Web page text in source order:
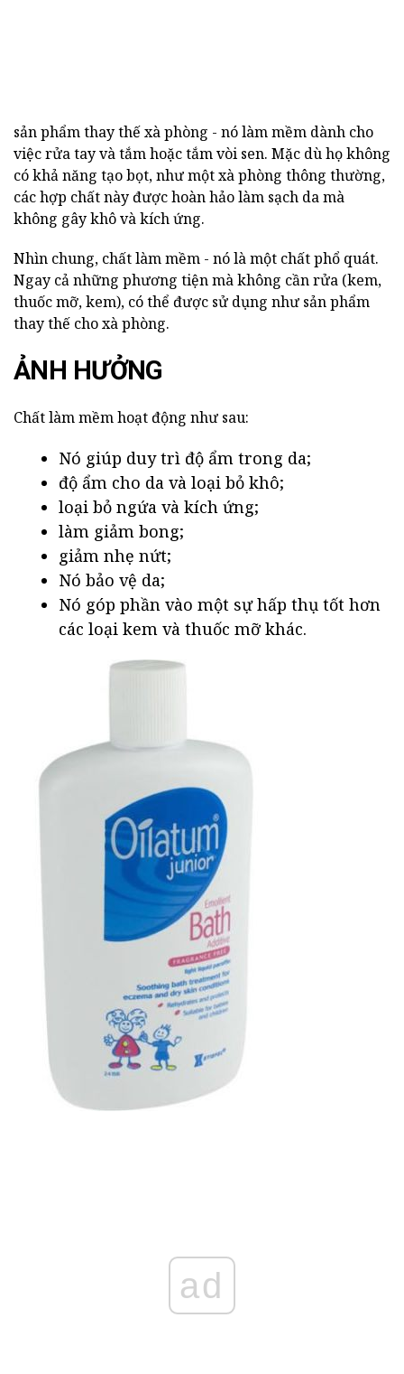
sản phẩm thay thế xà phòng - nó làm mềm dành cho
việc rửa tay và tắm hoặc tắm vòi sen. Mặc dù họ không
có khả năng tạo bọt, như một xà phòng thông thường,
các hợp chất này được hoàn hảo làm sạch da mà
không gây khô và kích ứng.
Nhìn chung, chất làm mềm - nó là một chất phổ quát.
Ngay cả những phương tiện mà không cần rửa (kem,
thuốc mỡ, kem), có thể được sử dụng như sản phẩm
thay thế cho xà phòng.
ẢNH HƯỞNG
Chất làm mềm hoạt động như sau:
Nó giúp duy trì độ ẩm trong da;
độ ẩm cho da và loại bỏ khô;
loại bỏ ngứa và kích ứng;
làm giảm bong;
giảm nhẹ nứt;
Nó bảo vệ da;
Nó góp phần vào một sự hấp thụ tốt hơn
các loại kem và thuốc mỡ khác.
ad